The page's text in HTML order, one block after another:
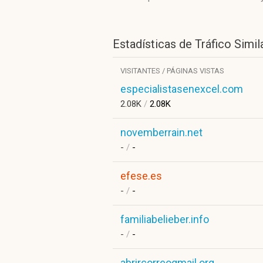
Estadísticas de Tráfico
VISITANTES / PÁGINAS VISTAS
especialistasenexcel.com
2.08K / 2.08K
novemberrain.net
- / -
efese.es
- / -
familiabelieber.info
- / -